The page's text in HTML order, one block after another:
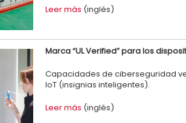
Leer más (inglés)
Marca “UL Verified” para los
Capacidades de ciberseguridad
IoT (insignias inteligentes).
Leer más (inglés)